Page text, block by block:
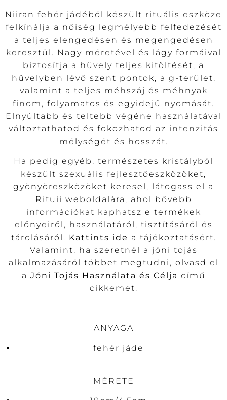
Niiran fehér jádéból készült rituális eszköze
felkínálja a nőiség legmélyebb felfedezését
a teljes elengedésen és megengedésen
keresztül. Nagy méretével és lágy formáival
biztosítja a hüvely teljes kitöltését, a
hüvelyben lévő szent pontok, a g-terület,
valamint a teljes méhszáj és méhnyak
finom, folyamatos és egyidejű nyomását.
Elnyúltabb és teltebb végéne használatával
változtathatod és fokozhatod az intenzitás
mélységét és hosszát.
Ha pedig egyéb, természetes kristályból
készült szexuális fejlesztőeszközöket,
gyönyöreszközöket keresel, látogass el a
Rituii weboldalára, ahol bővebb
információkat kaphatsz e termékek
előnyeiről, használatáról, tisztításáról és
tárolásáról. Kattints ide a tájékoztatásért.
Valamint, ha szeretnél a jóni tojás
alkalmazásáról többet megtudni, olvasd el
a Jóni Tojás Használata és Célja című
cikkemet.
ANYAGA
fehér jáde
MÉRETE